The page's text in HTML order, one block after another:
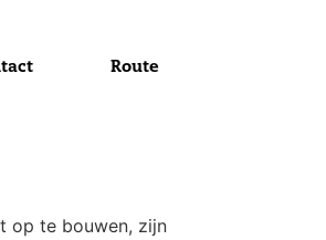
Route
op te bouwen, zijn